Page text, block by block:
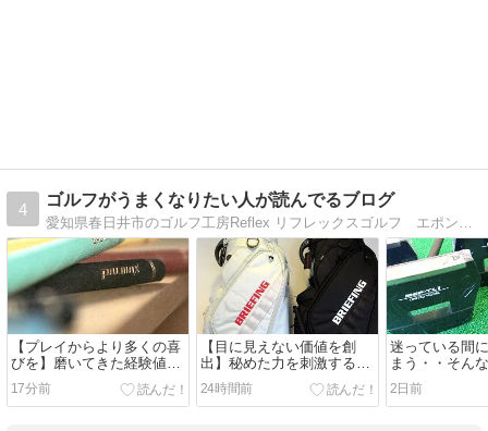
4
ゴルフがうまくなりたい人が読んでるブログ
【プレイからより多くの喜
びを】磨いてきた経験値を
最大限に引き出す武器！
17分前
【目に見えない価値を創
出】秘めた力を刺激する武
器！
24時間前
迷っている間
まう・・そん
です！
2日前